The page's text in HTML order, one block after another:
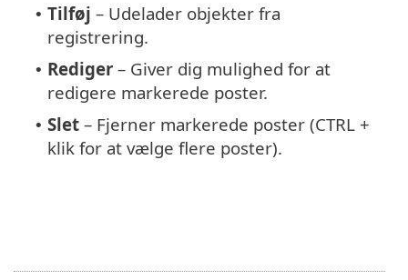
• Tilføj – Udelader objekter fra
registrering.
• Rediger – Giver dig mulighed for at
redigere markerede poster.
• Slet – Fjerner markerede poster (CTRL +
klik for at vælge flere poster).